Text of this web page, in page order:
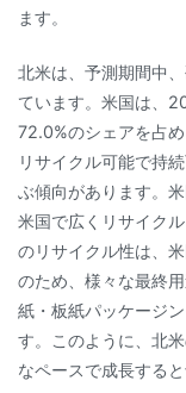
ます。
北米は、予測期間中
ています。米国は、
72.0%のシェアを占
リサイクル可能で持
ぶ傾向があります。
米国で広くリサイク
のリサイクル性は、
のため、様々な最終
紙・板紙パッケージ
す。このように、北
なペースで成長する